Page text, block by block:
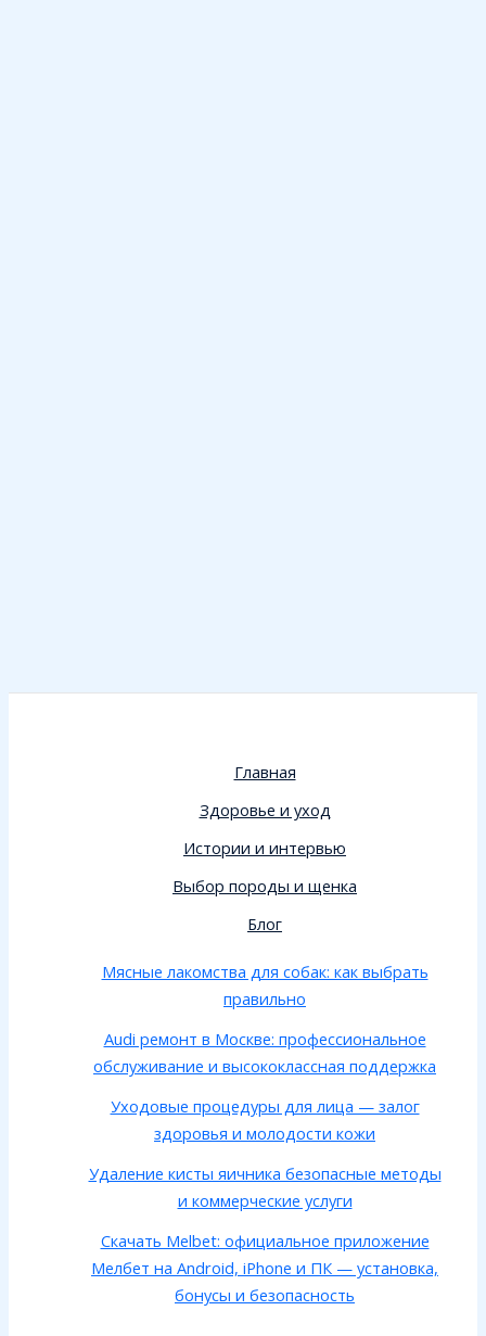
Главная
Здоровье и уход
Истории и интервью
Выбор породы и щенка
Блог
Мясные лакомства для собак: как выбрать
правильно
Audi ремонт в Москве: профессиональное
обслуживание и высококлассная поддержка
Уходовые процедуры для лица — залог
здоровья и молодости кожи
Удаление кисты яичника безопасные методы
и коммерческие услуги
Скачать Melbet: официальное приложение
Мелбет на Android, iPhone и ПК — установка,
бонусы и безопасность